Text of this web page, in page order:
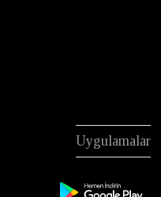
Uygulamalar